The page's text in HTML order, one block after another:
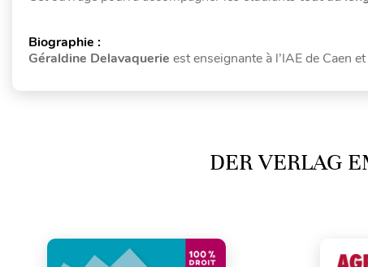
Biographie :
Géraldine Delavaquerie est enseignante à l’IAE de Caen
DER VERLAG